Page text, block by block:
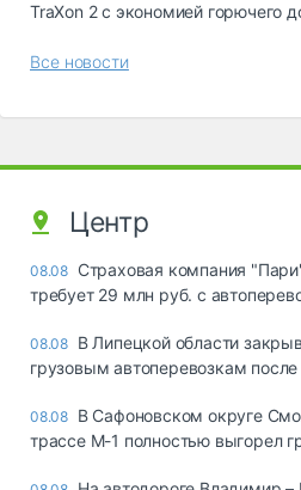
TraXon 2 с экономией горючего
Все новости
Центр
08.08 Страховая компания
требует 29 млн руб. с
08.08 В Липецкой области
грузовым автоперевозкам
08.08 В Сафоновском округе
трассе М-1 полностью выгорел